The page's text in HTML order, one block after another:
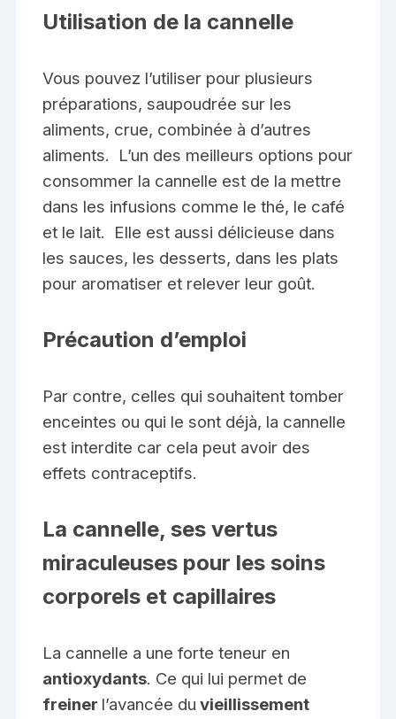
Utilisation de la cannelle
Vous pouvez l’utiliser pour plusieurs
préparations, saupoudrée sur les
aliments, crue, combinée à d’autres
aliments. L’un des meilleurs options pour
consommer la cannelle est de la mettre
dans les infusions comme le thé, le café
et le lait. Elle est aussi délicieuse dans
les sauces, les desserts, dans les plats
pour aromatiser et relever leur goût.
Précaution d’emploi
Par contre, celles qui souhaitent tomber
enceintes ou qui le sont déjà, la cannelle
est interdite car cela peut avoir des
effets contraceptifs.
La cannelle, ses vertus
miraculeuses pour les soins
corporels et capillaires
La cannelle a une forte teneur en
antioxydants. Ce qui lui permet de
freiner l’avancée du vieillissement